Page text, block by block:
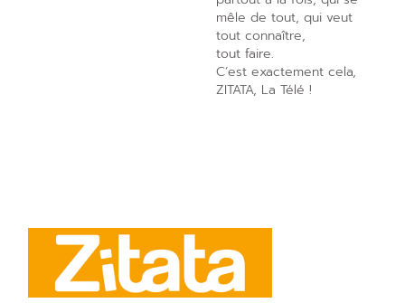
mêle de tout, qui veut
tout connaître,
tout faire.
C’est exactement cela,
ZITATA, La Télé !